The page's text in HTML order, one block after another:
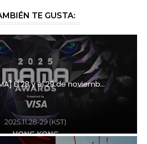
TE GUSTA:
El 28 y el 29 de noviemb...